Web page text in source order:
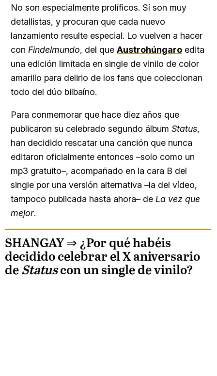
No son especialmente prolíficos. Sí son muy
detallistas, y procuran que cada nuevo
lanzamiento resulte especial. Lo vuelven a hacer
con Findelmundo, del que Austrohúngaro edita
una edición limitada en single de vinilo de color
amarillo para delirio de los fans que coleccionan
todo del dúo bilbaíno.
Para conmemorar que hace diez años que
publicaron su celebrado segundo álbum Status,
han decidido rescatar una canción que nunca
editaron oficialmente entonces –solo como un
mp3 gratuito–, acompañado en la cara B del
single por una versión alternativa –la del vídeo,
tampoco publicada hasta ahora– de La vez que
mejor.
SHANGAY ⇒ ¿Por qué habéis
decidido celebrar el X aniversario
de Statuscon un single de vinilo?